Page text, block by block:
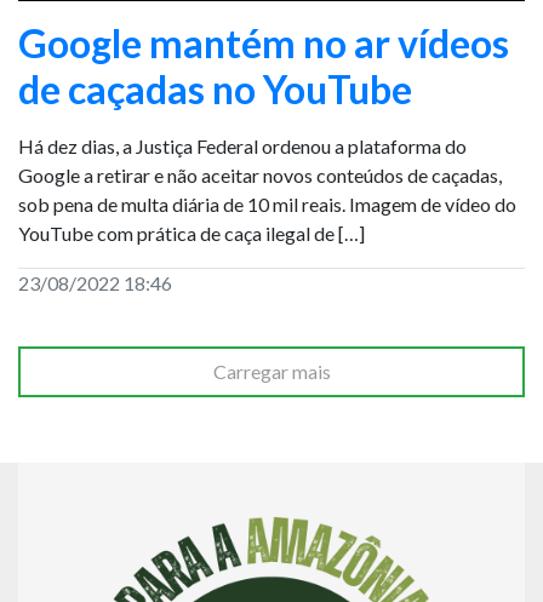
Google mantém no ar vídeos
de caçadas no YouTube
Há dez dias, a Justiça Federal ordenou a plataforma do
Google a retirar e não aceitar novos conteúdos de caçadas,
sob pena de multa diária de 10 mil reais. Imagem de vídeo do
YouTube com prática de caça ilegal de […]
23/08/2022 18:46
Carregar mais